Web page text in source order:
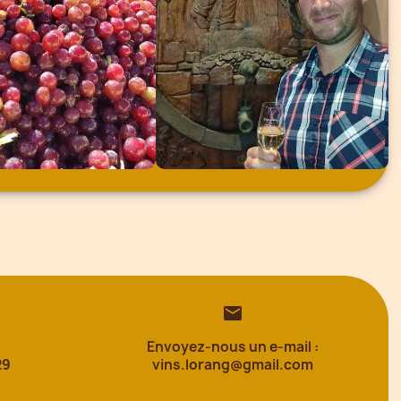

Envoyez-nous un e-mail :
vins.lorang@gmail.com